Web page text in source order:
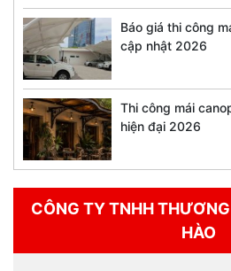
Báo giá thi công
cập nhật 2026
Thi công mái
hiện đại 2026
CÔNG TY TNHH
HÀO